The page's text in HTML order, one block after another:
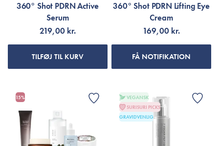
360° Shot PDRN Active
Serum
219,00 kr.
TILFØJ TIL KURV
360° Shot PDRN Lifting Eye
Cream
169,00 kr.
FÅ NOTIFIKATION
15%
VEGANSK
SURISURI PICKS
GRAVIDVENLIG